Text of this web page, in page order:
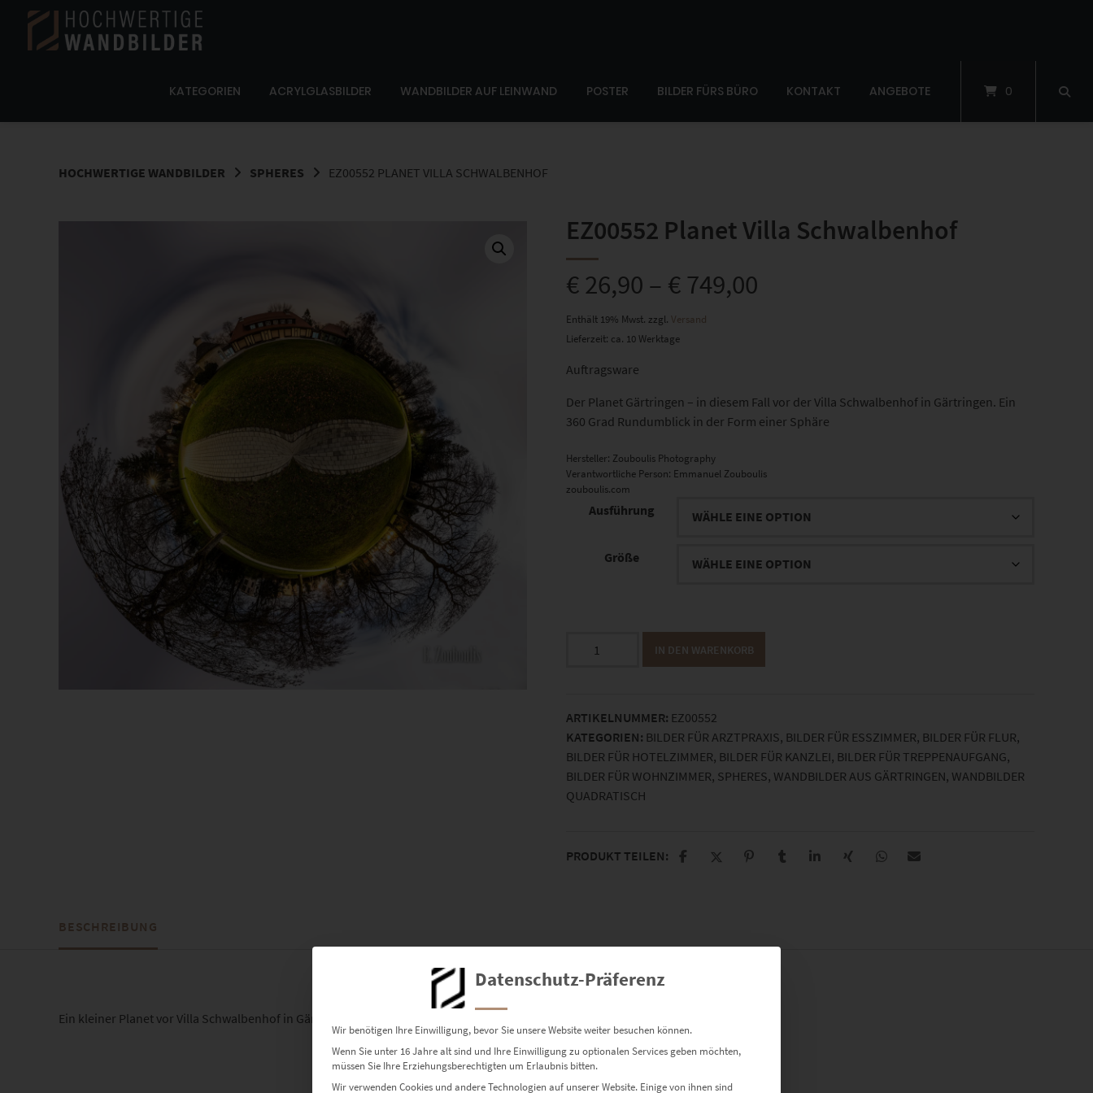
Springe
Inhalt
KATEGORIEN ACRYLGLASBILDER WANDBILDER AUF LEINWAND POSTER BILDER FÜRS BÜRO KONTAKT ANGEBOTE 0
HOCHWERTIGE WANDBILDER SPHERES EZ00552 PLANET VILLA SCHWALBENHOF
EZ00552 Planet Villa Schwalbenhof
€26,90 – € 749,00
Enthält 19% Mwst. zzgl. Versand
Lieferzeit: ca. 10 Werktage
Auftragsware
Der Planet Gärtringen – in diesem Fall vor der Villa Schwalbenhof in Gärtringen. Ein
360 Grad Rundumblick in der Form einer Sphäre
Hersteller: Zouboulis Photography
Verantwortliche Person: Emmanuel Zouboulis
zouboulis.com
Ausführung
Größe
Menge
IN DEN WARENKORB
ARTIKELNUMMER: EZ00552
KATEGORIEN: BILDER FÜR ARZTPRAXIS, BILDER FÜR ESSZIMMER, BILDER FÜR FLUR,
BILDER FÜR HOTELZIMMER, BILDER FÜR KANZLEI, BILDER FÜR TREPPENAUFGANG,
BILDER FÜR WOHNZIMMER, SPHERES, WANDBILDER AUS GÄRTRINGEN, WANDBILDER
QUADRATISCH
PRODUKT TEILEN:
BESCHREIBUNG
Ein kleiner Planet vor Villa Schwalbenhof in Gärtringen.
Datenschutz-Präferenz
Wir benötigen Ihre Einwilligung, bevor Sie unsere Website weiter besuchen können.
Wenn Sie unter 16 Jahre alt sind und Ihre Einwilligung zu optionalen Services geben möchten,
müssen Sie Ihre Erziehungsberechtigten um Erlaubnis bitten.
Wir verwenden Cookies und andere Technologien auf unserer Website. Einige von ihnen sind